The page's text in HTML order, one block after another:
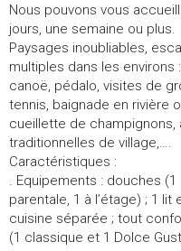
Nous pouvons vous
jours, une semaine ou plus.
Paysages inoubliables,
multiples dans les
canoë, pédalo, visites de
tennis, baignade en rivière
cueillette de
traditionnelles de village,….
Caractéristiques :
. Equipements : douches (1
parentale, 1 à l’étage) ; 1 lit
cuisine séparée ; tout
(1 classique et 1 Dolce